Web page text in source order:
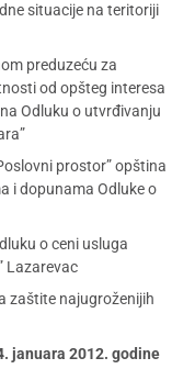
situacije na teritoriji
preduzeću za
od opšteg interesa
Odluku o utvrđivanju
prostor” opština
i dopunama Odluke o
o ceni usluga
Lazarevac
zaštite najugroženijih
januara 2012. godine